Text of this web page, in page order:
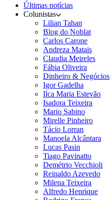
Últimas notícias
Colunistas
Lilian Tahan
Blog do Noblat
Carlos Carone
Andreza Matais
Claudia Meireles
Fábia Oliveira
Dinheiro & Negócios
Igor Gadelha
Ilca Maria Estevão
Isadora Teixeira
Mario Sabino
Mirelle Pinheiro
Tácio Lorran
Manoela Alcântara
Lucas Pasin
Tiago Pavinatto
Demétrio Vecchioli
Reinaldo Azevedo
Milena Teixeira
Alfredo Henrique